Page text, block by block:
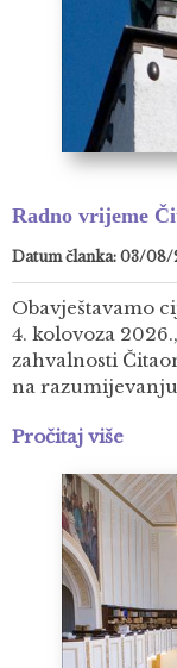
Radno vrijeme
Datum članka: 03/
Obavještavamo
4. kolovoza
zahvalnosti
na
Pročitaj više